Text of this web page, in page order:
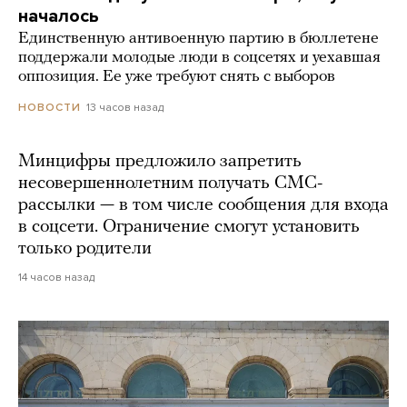
началось
Единственную антивоенную партию в бюллетене
поддержали молодые люди в соцсетях и уехавшая
оппозиция. Ее уже требуют снять с выборов
НОВОСТИ 13 часов назад
Минцифры предложило запретить
несовершеннолетним получать СМС-
рассылки — в том числе сообщения для входа
в соцсети. Ограничение смогут установить
только родители
14 часов назад